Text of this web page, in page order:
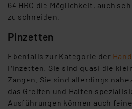
64 HRC die Möglichkeit, auch
zu schneiden.
Pinzetten
Ebenfalls zur Kategorie der
Pinzetten. Sie sind quasi die
Zangen. Sie sind allerdings
das Greifen und Halten
Ausführungen können auch